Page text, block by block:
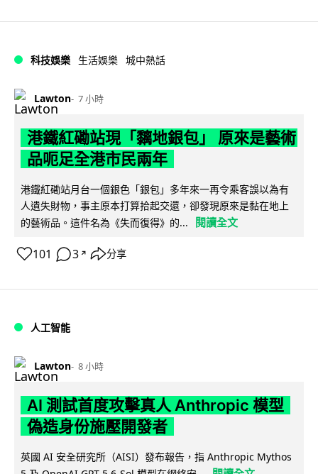
科技娛樂 生活娛樂 城中熱話
Lawton 7 小時
港鐵紅磡站現「黐地銀包」 原來是藝術
品呃足全港市民兩年
港鐵紅磡站月台一個銀色「銀包」多年來一再令乘客誤以為有
人遺失財物，事主原本打算拾起交還，卻發現原來是黏在地上
的藝術品。這件名為《失而復得》的...
閱讀全文
101 3 ↗ 分享
人工智能
Lawton 8 小時
AI 測試首度攻擊真人 Anthropic 模型
偽造身份施壓開發者
英國 AI 安全研究所（AISI）發布報告，指 Anthropic Mythos